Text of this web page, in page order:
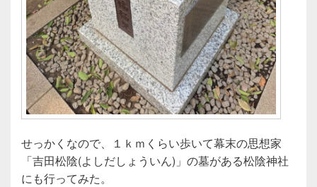
せっかくなので、１ｋｍくらい歩いて幕末の思想家
「吉田松陰(よしだしょういん)」の墓がある松陰神社
にも行ってみた。